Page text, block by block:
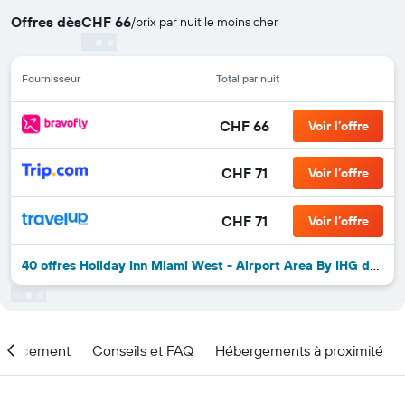
Offres dèsCHF 66/prix par nuit le moins cher
Fournisseur Total par nuit
CHF 66 Voir l’offre
CHF 71 Voir l’offre
CHF 71 Voir l’offre
40 offres Holiday Inn Miami West - Airport Area By IHG de plus
Conseils et FAQ Hébergements à proximité